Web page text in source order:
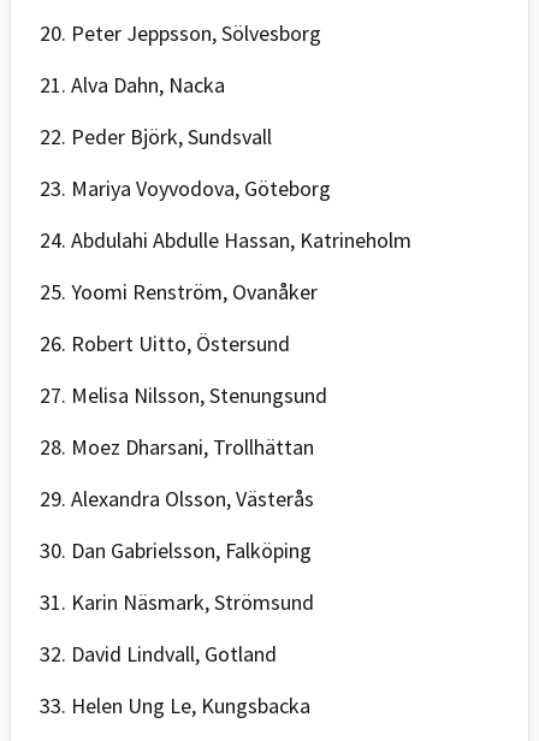
20. Peter Jeppsson, Sölvesborg
21. Alva Dahn, Nacka
22. Peder Björk, Sundsvall
23. Mariya Voyvodova, Göteborg
24. Abdulahi Abdulle Hassan, Katrineholm
25. Yoomi Renström, Ovanåker
26. Robert Uitto, Östersund
27. Melisa Nilsson, Stenungsund
28. Moez Dharsani, Trollhättan
29. Alexandra Olsson, Västerås
30. Dan Gabrielsson, Falköping
31. Karin Näsmark, Strömsund
32. David Lindvall, Gotland
33. Helen Ung Le, Kungsbacka